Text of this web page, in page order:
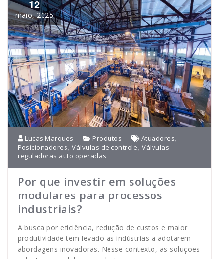
12
maio, 2025
Lucas Marques Produtos Atuadores,
Posicionadores, Válvulas de controle, Válvulas
reguladoras auto operadas
Por que investir em soluções
modulares para processos
industriais?
A busca por eficiência, redução de custos e maior
produtividade tem levado as indústrias a adotarem
abordagens inovadoras. Nesse contexto, as soluções